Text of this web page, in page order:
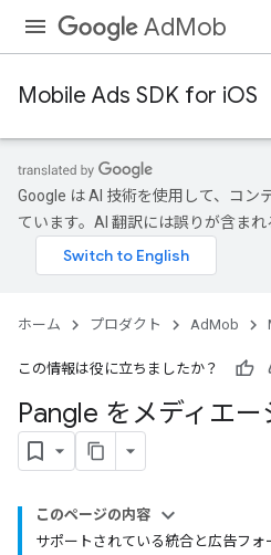
AdMob
Mobile Ads SDK for iOS
Google は AI 技術を使用して、コン
ています。AI 翻訳には誤りが含まれ
ホーム プロダクト AdMob
この情報は役に立ちましたか？
Pangle をメディエ
このページの内容
サポートされている統合と広告フォ